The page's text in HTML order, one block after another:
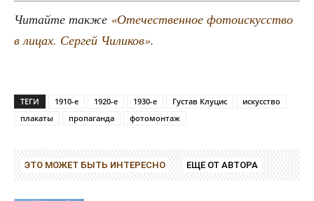
Читай­те так­же «Оте­че­ствен­ное фото­ис­кус­ство
в лицах. Сер­гей Чили­ков».
ТЕГИ 1910-е 1920-е 1930-е Густав Клуцис
искусство
плакаты
пропаганда фотомонтаж
ЭТО МОЖЕТ БЫТЬ ИНТЕРЕСНО ЕЩЕ ОТ АВТОРА